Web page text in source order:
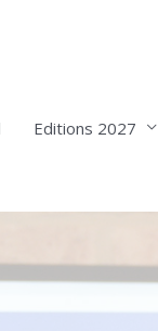
Editions 2027